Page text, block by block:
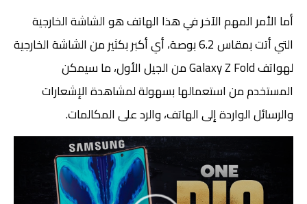
أما الأمر المهم الآخر في هذا الهاتف هو الشاشة الخارجية
التي أتت بمقاس 6.2 بوصة، أي أكبر بكثير من الشاشة الخارجية
لهواتف Galaxy Z Fold من الجيل الأول، ما سيمكن
المستخدم من استعمالها بسهولة لمشاهدة الإشعارات
والرسائل الواردة إلى الهاتف، والرد على المكالمات.